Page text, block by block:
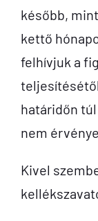
később,
kettő
felhívjuk a
határidőn
nem
Kivel